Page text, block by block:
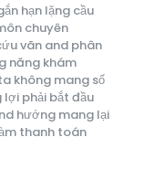
hạn lặng cầu
chuyên
vãn and phân
năng khám
không mang số
phải bắt đầu
hướng mang lại
thanh toán